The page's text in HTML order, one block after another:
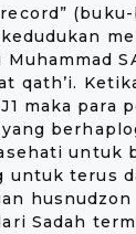
qath’i.
maka para
untuk
untuk terus
Sadah